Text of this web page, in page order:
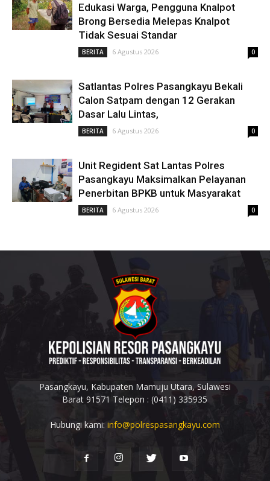
Edukasi Warga, Pengguna Knalpot
Brong Bersedia Melepas Knalpot
Tidak Sesuai Standar
BERITA 6 Agustus 2026 0
Satlantas Polres Pasangkayu Bekali
Calon Satpam dengan 12 Gerakan
Dasar Lalu Lintas,
BERITA 6 Agustus 2026 0
Unit Regident Sat Lantas Polres
Pasangkayu Maksimalkan Pelayanan
Penerbitan BPKB untuk Masyarakat
BERITA 6 Agustus 2026 0
Pasangkayu, Kabupaten Mamuju Utara, Sulawesi
Barat 91571 Telepon : (0411) 335935
Hubungi kami: info@polrespasangkayu.com